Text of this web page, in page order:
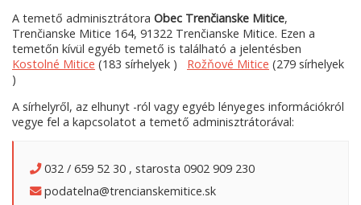
A temető adminisztrátora Obec Trenčianske Mitice,
Trenčianske Mitice 164, 91322 Trenčianske Mitice. Ezen a
temetőn kívül egyéb temető is található a jelentésben
Kostolné Mitice (183 sírhelyek ) Rožňové Mitice (279 sírhelyek
)
A sírhelyről, az elhunyt -ról vagy egyéb lényeges információkról
vegye fel a kapcsolatot a temető adminisztrátorával:
032 / 659 52 30 , starosta 0902 909 230
podatelna@trencianskemitice.sk